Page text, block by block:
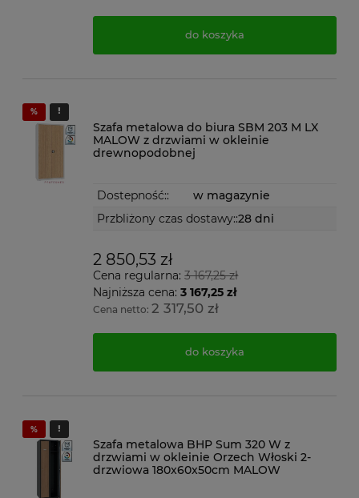
do koszyka
Szafa metalowa do biura SBM 203 M LX
MALOW z drzwiami w okleinie
drewnopodobnej
Dostepność::
w magazynie
Przbliżony czas dostawy::28 dni
2 850,53 zł
Cena regularna:3 167,25 zł
Najniższa cena:3 167,25 zł
Cena netto: 2 317,50 zł
do koszyka
Szafa metalowa BHP Sum 320 W z
drzwiami w okleinie Orzech Włoski 2-
drzwiowa 180x60x50cm MALOW